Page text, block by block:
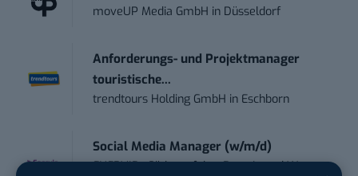
moveUP Media GmbH in Düsseldorf
Anforderungs- und Projektmanager
touristische...
trendtours Holding GmbH in Eschborn
Social Media Manager (w/m/d)
ENERVIE - Südwestfalen Energie und Wasser